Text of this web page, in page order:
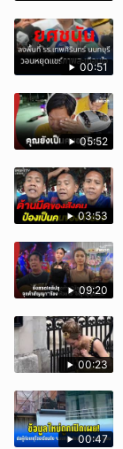
00:51
05:52
03:53
09:20
00:23
00:47